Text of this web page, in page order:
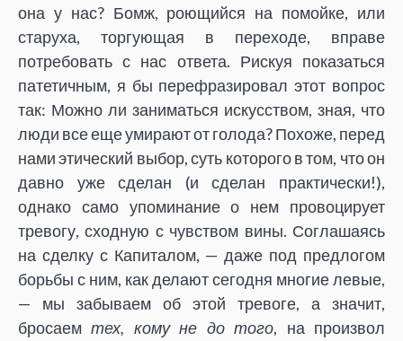
она у нас? Бомж, роющийся на помойке, или
старуха, торгующая в переходе, вправе
потребовать с нас ответа. Рискуя показаться
патетичным, я бы перефразировал этот вопрос
так: Можно ли заниматься искусством, зная, что
люди все еще умирают от голода? Похоже, перед
нами этический выбор, суть которого в том, что он
давно уже сделан (и сделан практически!),
однако само упоминание о нем провоцирует
тревогу, сходную с чувством вины. Соглашаясь
на сделку с Капиталом, — даже под предлогом
борьбы с ним, как делают сегодня многие левые,
— мы забываем об этой тревоге, а значит,
бросаемтех, кому не до того, на произвол